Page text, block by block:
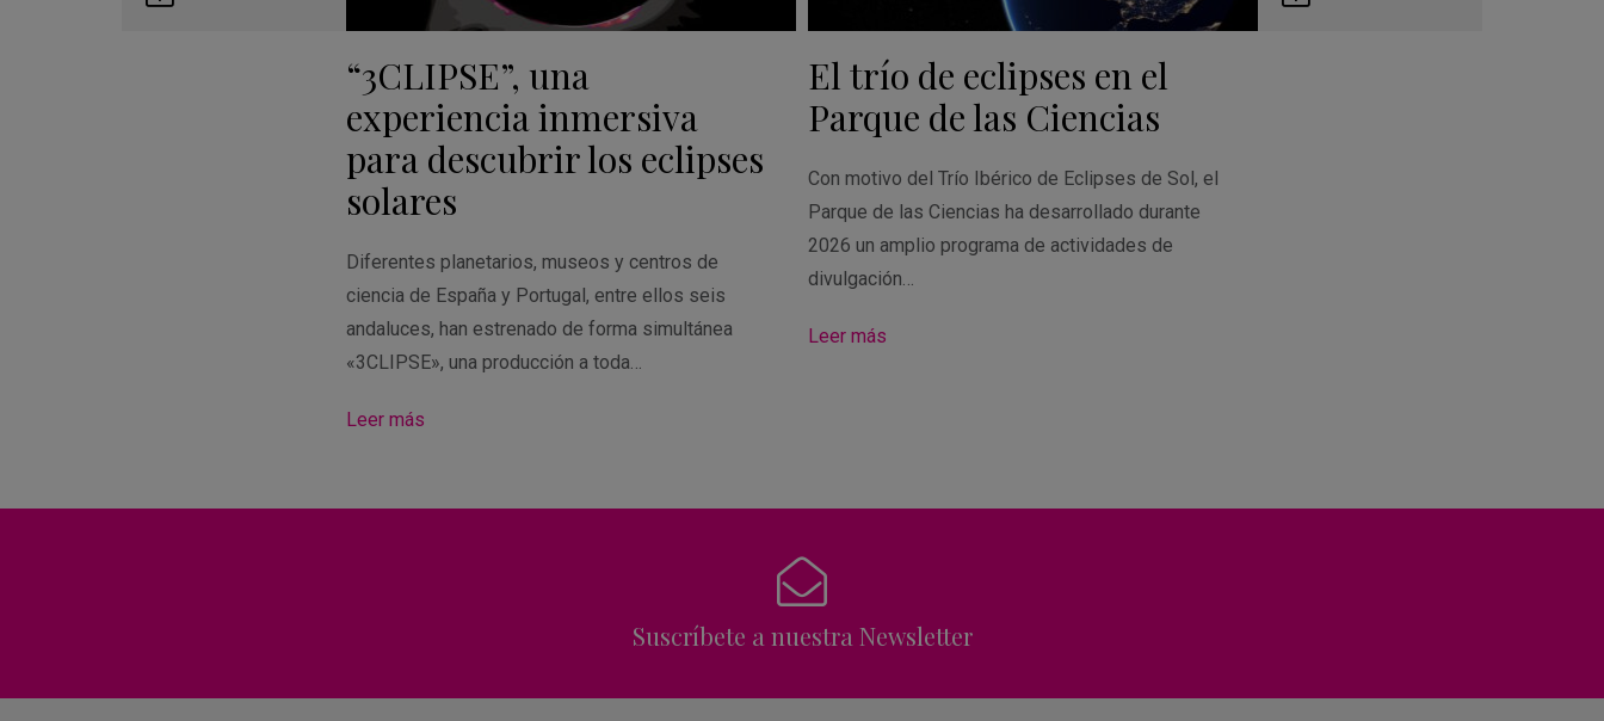
“3CLIPSE”, una
experiencia inmersiva
para descubrir los eclipses
solares
Diferentes planetarios, museos y centros de
ciencia de España y Portugal, entre ellos seis
andaluces, han estrenado de forma simultánea
«3CLIPSE», una producción a toda…
Leer más
El trío de eclipses en el
Parque de las Ciencias
Con motivo del Trío Ibérico de Eclipses de Sol, el
Parque de las Ciencias ha desarrollado durante
2026 un amplio programa de actividades de
divulgación…
Leer más
Suscríbete a nuestra Newsletter